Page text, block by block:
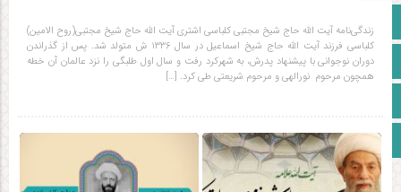
صفحه نخست
آپارات
زبان انگلیسی
زندگی‌نامه آیت الله حاج شیخ مجتبی کلباسی اشتری آیت الله حاج شیخ مجتبی(روح الامین)
کلباسی فرزند آیت الله حاج شیخ اسماعیل در سال ۱۳۳۶ ش متولد شد. پس از گذراندن
دوران نوجوانی با پیشنهاد پدرش، به شهرکرد رفت و سال اول طلبگی را نزد عالمان آن خطه
همچون مرحوم نورالهی و مرحوم شریعتی طی کرد. […]